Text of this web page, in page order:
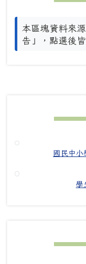
本區塊資料來
告」，點選後
國民中小
學